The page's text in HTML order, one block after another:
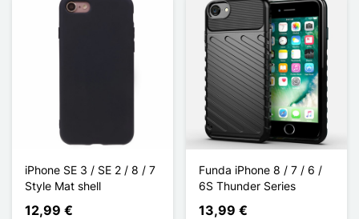
iPhone SE 3 / SE 2 / 8 / 7
Style Mat shell
12,99 €
Funda iPhone 8 / 7 / 6 /
6S Thunder Series
13,99 €